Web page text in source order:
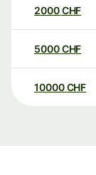
2000CHF
5000CHF
10000 CHF